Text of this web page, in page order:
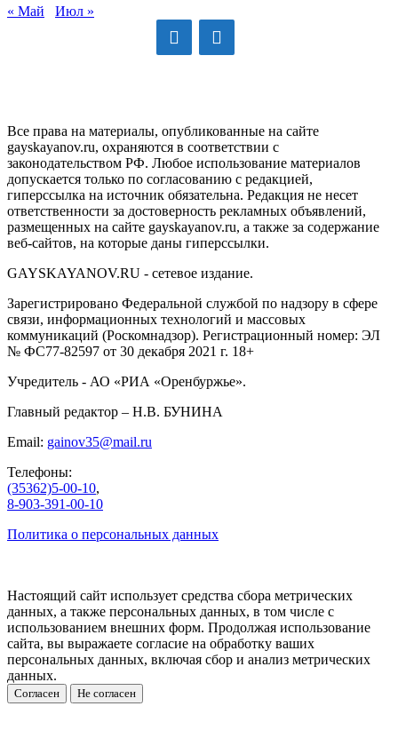
« Май Июл »
Все права на материалы, опубликованные на сайте
gayskayanov.ru, охраняются в соответствии с
законодательством РФ. Любое использование материалов
допускается только по согласованию с редакцией,
гиперссылка на источник обязательна. Редакция не несет
ответственности за достоверность рекламных объявлений,
размещенных на сайте gayskayanov.ru, а также за содержание
веб-сайтов, на которые даны гиперссылки.
GAYSKAYANOV.RU - сетевое издание.
Зарегистрировано Федеральной службой по надзору в сфере
связи, информационных технологий и массовых
коммуникаций (Роскомнадзор). Регистрационный номер: ЭЛ
№ ФС77-82597 от 30 декабря 2021 г. 18+
Учредитель - АО «РИА «Оренбуржье».
Главный редактор – Н.В. БУНИНА
Email: gainov35@mail.ru
Телефоны:
(35362)5-00-10,
8-903-391-00-10
Политика о персональных данных
Настоящий сайт использует средства сбора метрических
данных, а также персональных данных, в том числе с
использованием внешних форм. Продолжая использование
сайта, вы выражаете согласие на обработку ваших
персональных данных, включая сбор и анализ метрических
данных.
Согласен Не согласен